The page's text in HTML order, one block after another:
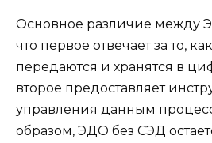
Основное различие между
что первое отвечает за то,
передаются и хранятся в
второе предоставляет
управления данным
образом, ЭДО без СЭД